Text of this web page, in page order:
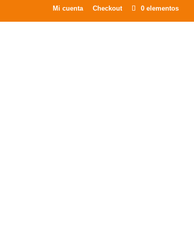
Mi cuenta Checkout 0 elementos